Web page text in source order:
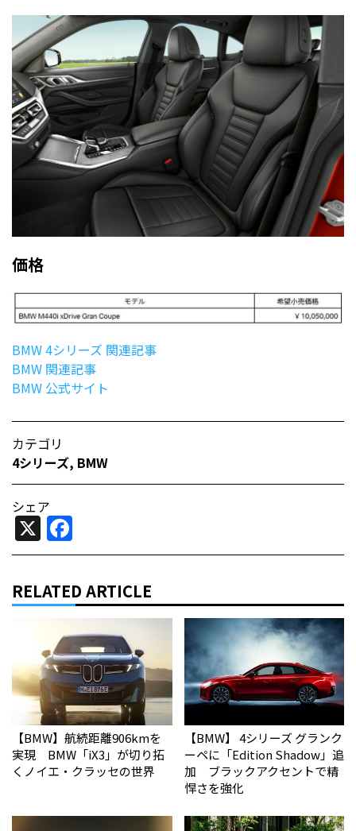
価格
BMW 4シリーズ 関連記事
BMW 関連記事
BMW 公式サイト
カテゴリ
4シリーズ, BMW
シェア
X
RELATED ARTICLE
【BMW】航続距離906kmを
実現 BMW「iX3」が切り拓
くノイエ・クラッセの世界
【BMW】 4シリーズ グランク
ーペに「Edition Shadow」追
加 ブラックアクセントで精
悍さを強化